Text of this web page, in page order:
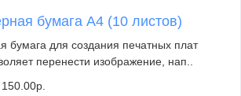
бумага А4 (10 листов)
бумага для создания печатных плат
перенести изображение, нап..